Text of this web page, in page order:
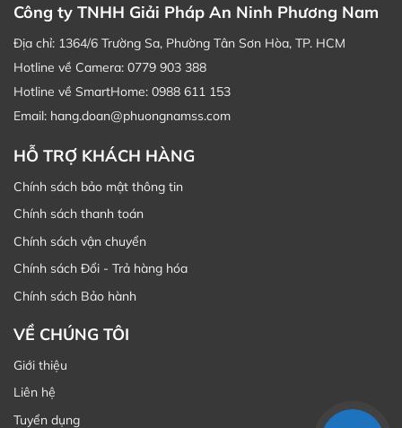
Công ty TNHH Giải Pháp An Ninh Phương Nam
Địa chỉ: 1364/6 Trường Sa, Phường Tân Sơn Hòa, TP. HCM
Hotline về Camera: 0779 903 388
Hotline về SmartHome: 0988 611 153
Email: hang.doan@phuongnamss.com
HỖ TRỢ KHÁCH HÀNG
Chính sách bảo mật thông tin
Chính sách thanh toán
Chính sách vận chuyển
Chính sách Đổi - Trả hàng hóa
Chính sách Bảo hành
VỀ CHÚNG TÔI
Giới thiệu
Liên hệ
Tuyển dụng